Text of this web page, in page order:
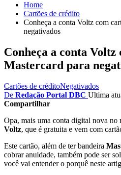
Home
Cartões de crédito
Conheça a conta Voltz com
negativados
Conheça a conta Voltz
Mastercard para
Cartões de créditoNegativados
De Redação Portal DBC Ultima
Compartilhar
Opa, mais uma conta digital nova no
Voltz, que é gratuita e vem com
Este cartão, além de ter bandeira
cobrar anuidade, também pode ser
você vai entender o porquê neste